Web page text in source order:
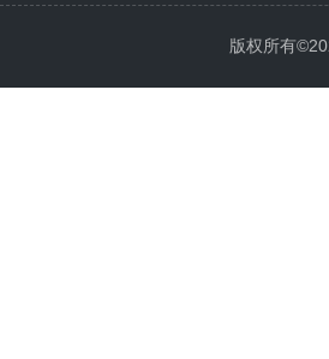
版权所有